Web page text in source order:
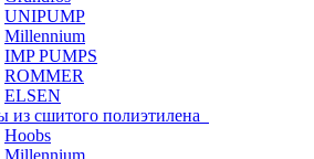
UNIPUMP
Millennium
IMP PUMPS
ROMMER
ELSEN
из сшитого полиэтилена
Hoobs
Millennium